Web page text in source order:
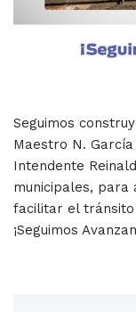
Seguimos
Maestro N.
Intendente
municipales, para
facilitar el
¡Seguimos